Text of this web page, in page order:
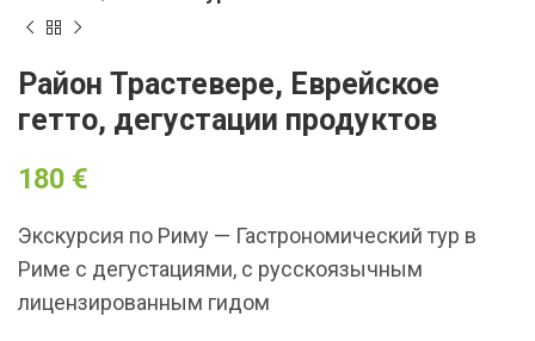
Район Трастевере, Еврейское
гетто, дегустации продуктов
180 €
Экскурсия по Риму — Гастрономический тур в
Риме с дегустациями, с русскоязычным
лицензированным гидом